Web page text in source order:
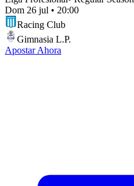
Dom 26 jul • 20:00
Racing Club
Gimnasia L.P.
Apostar Ahora